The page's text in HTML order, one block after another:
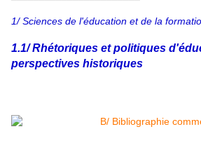
1/ Sciences de l'éducation et de la
1.1/ Rhétoriques et politiques
perspectives historiques